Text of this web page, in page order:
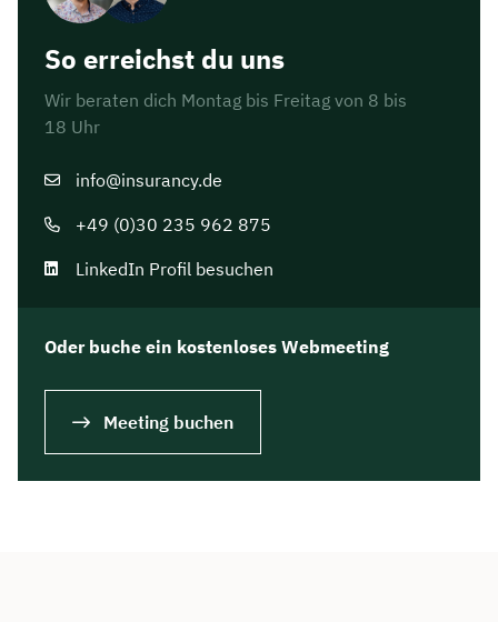
So erreichst du uns
Wir beraten dich Montag bis Freitag von 8 bis
18 Uhr
info@insurancy.de
+49 (0)30 235 962 875
LinkedIn Profil besuchen
Oder buche ein kostenloses Webmeeting
Meeting buchen